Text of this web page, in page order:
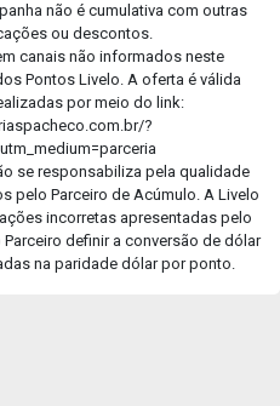
não é cumulativa com outras
ou descontos.
canais não informados neste
Pontos Livelo. A oferta é válida
por meio do link:
?
se responsabiliza pela qualidade
pelo Parceiro de Acúmulo. A Livelo
incorretas apresentadas pelo
definir a conversão de dólar
na paridade dólar por ponto.